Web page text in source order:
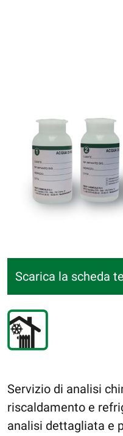
Scarica la scheda
Servizio di analisi
riscaldamento e
analisi dettagliata e